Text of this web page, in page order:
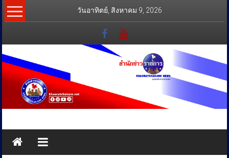
Skip
to
วันอาทิตย์, สิงหาคม 9, 2026
สำนัก
ข่าว